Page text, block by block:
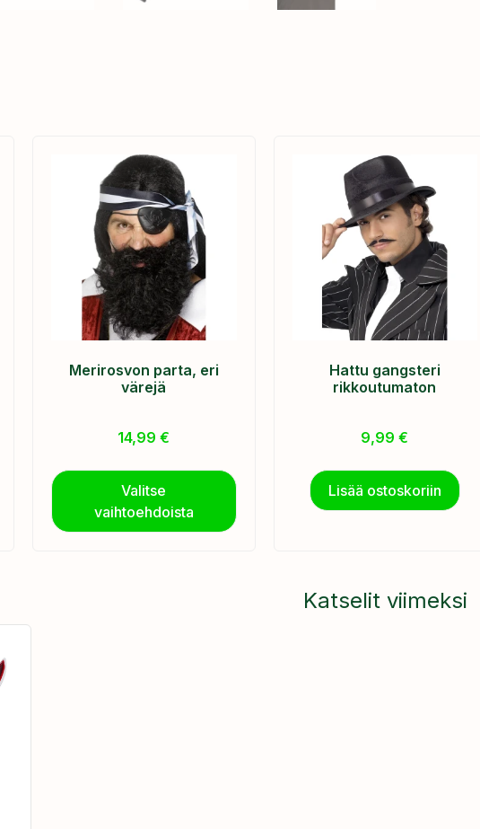
Merirosvon parta, eri
värejä
14,99€
Valitse
vaihtoehdoista
Hattu gangsteri
rikkoutumaton
9,99€
Lisää ostoskoriin
Katselit viimeksi